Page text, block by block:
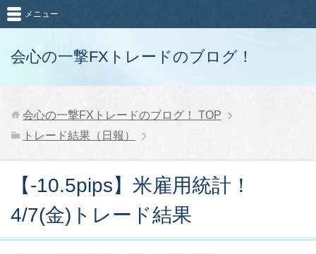
会心の一撃FXトレードのブログ！
メニュー
会心の一撃FXトレードのブログ！
TOP
トレード結果（日報）
【-10.5pips】米雇用統計！
4/7(金)トレード結果